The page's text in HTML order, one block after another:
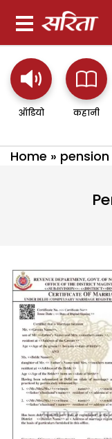
ऑडियो कहानी
Home »